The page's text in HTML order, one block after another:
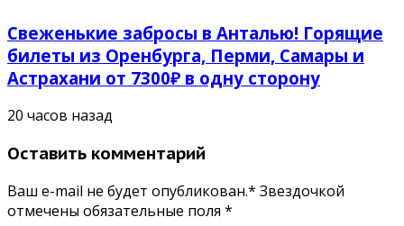
Свеженькие забросы в Анталью! Горящие
билеты из Оренбурга, Перми, Самары и
Астрахани от 7300₽ в одну сторону
20 часов назад
Оставить комментарий
Ваш e-mail не будет опубликован.* Звездочкой
отмечены обязательные поля *